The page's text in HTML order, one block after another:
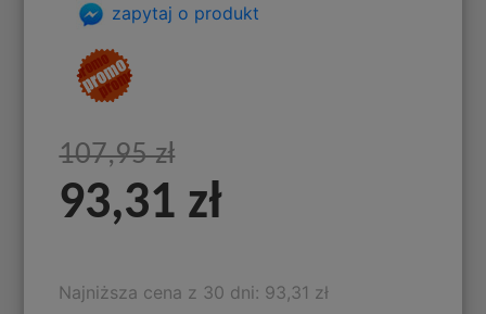
zapytaj o produkt
107,95 zł
93,31 zł
Najniższa cena z 30 dni: 93,31 zł